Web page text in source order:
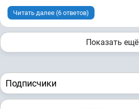
Читать далее (6 ответов)
Показать ещё
Подписчики